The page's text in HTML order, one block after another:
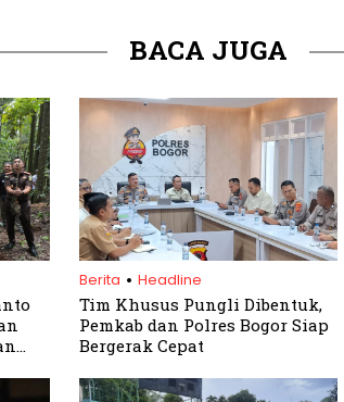
BACA JUGA
Berita . Headline
Tim Khusus Pungli Dibentuk,
Pemkab dan Polres Bogor Siap
Bergerak Cepat